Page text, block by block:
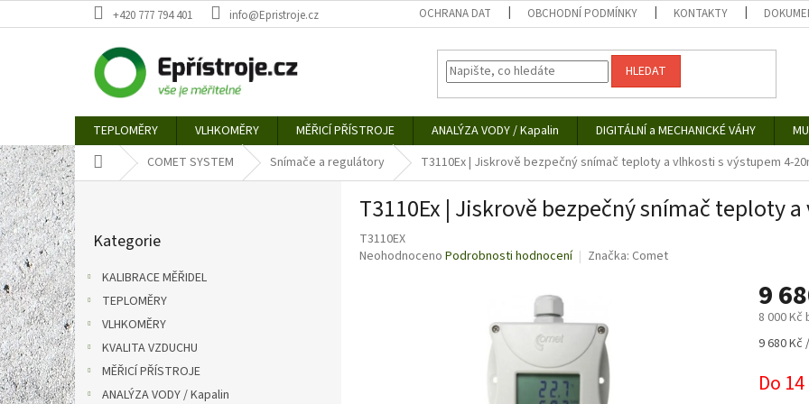
na
+420 777 794 401 info@Epristroje.cz OCHRANA DAT OBCHODNÍ PODMÍNKY KONTAKTY
HLEDAT
TEPLOMĚRY VLHKOMĚRY MĚŘICÍ PŘÍSTROJE ANALÝZA VODY / Kapalin DIGITÁLNÍ a MECHANICKÉ VÁHY
Domů COMET SYSTEM Snímače a regulátory T3110Ex | Jiskrově bezpečný snímač teploty a vlhkosti s výstupem 4-
P
o
s
t
r
a
n
n
í
p
a
kategorie
Kategorie
KALIBRACE MĚŘIDEL
TEPLOMĚRY
VLHKOMĚRY
KVALITA VZDUCHU
MĚŘICÍ PŘÍSTROJE
ANALÝZA VODY / Kapalin
T3110Ex | Jiskrově bezpečný snímač teploty
T3110EX
Průměrné
Neohodnoceno Podrobnosti hodnocení Značka: Comet
9
8 000 Kč
Měrná
9 680 Kč
Do